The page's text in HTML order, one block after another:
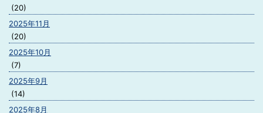
(20)
2025年11月
(20)
2025年10月
(7)
2025年9月
(14)
2025年8月